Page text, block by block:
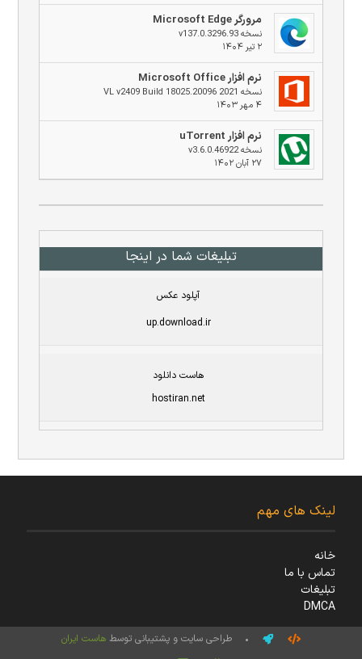
مرورگر Microsoft Edge
نسخه v137.0.3296.93
۲ تیر ۱۴۰۴
نرم افزار Microsoft Office
نسخه 2021 VL v2409 Build 18025.20096
۴ مهر ۱۴۰۳
نرم افزار uTorrent
نسخه v3.6.0.46922
۲۷ آبان ۱۴۰۲
تبلیغات شما در اینجا
آپلود عکس
up.download.ir
هاست دانلود
hostiran.net
لینک های مهم
خانه
تماس با ما
تبلیغات
DMCA
• طراحی سایت و پشتیبانی توسط هاست ایران